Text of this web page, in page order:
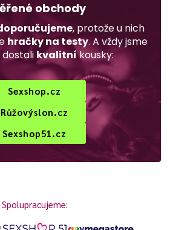
obchody
, protože u nich
hračky na testy. A vždy jsme
kvalitníkousky:
Sexshop.cz
Růžovýslon.cz
Sexshop51.cz
Spolupracujeme: